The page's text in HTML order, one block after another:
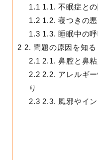
1.1 1.1. 不眠症と
1.2 1.2. 寝つきの
1.3 1.3. 睡眠中の
2 2. 問題の原因を知
2.1 2.1. 鼻腔と鼻
2.2 2.2. アレルギ
り
2.3 2.3. 風邪やイ